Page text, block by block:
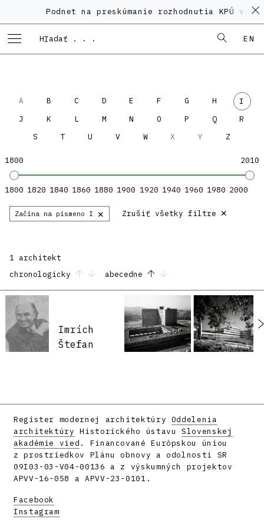
Podnet na preskúmanie rozhodnutia KPÚ vo
EN
A B C D E F G H
I
J
K L M N O P Q
R
S
T U V W X Y Z
1800 2010
1800 1820 1840 1860 1880 1900 1920 1940 1960 1980 2000
Začína na písmeno I × Zrušiť všetky filtre ×
1 architekt
chronologicky
abecedne
Imrich
Štefan
Register modernej architektúry Oddelenia
architektúry Historického ústavuSlovenskej
akadémie vied . Financované Európskou úniou
z prostriedkov Plánu obnovy a odolnosti SR
09I03-03-V04-00136 a z výskumných projektov
APVV-16-058 a APVV-23-0101.
Facebook
Instagram